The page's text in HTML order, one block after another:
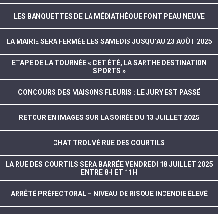
LES BANQUETTES DE LA MÉDIATHÈQUE FONT PEAU NEUVE
LA MAIRIE SERA FERMÉE LES SAMEDIS JUSQU’AU 23 AOÛT 2025
ETAPE DE LA TOURNÉE « CET ÉTÉ, LA SARTHE DESTINATION
SPORTS »
CONCOURS DES MAISONS FLEURIS : LE JURY EST PASSÉ
RETOUR EN IMAGES SUR LA SOIRÉE DU 13 JUILLET 2025
CHAT TROUVÉ RUE DES COURTILS
LA RUE DES COURTILS SERA BARRÉE VENDREDI 18 JUILLET 2025
ENTRE 8H ET 11H
ARRÊTÉ PRÉFECTORAL – NIVEAU DE RISQUE INCENDIE ÉLEVÉ